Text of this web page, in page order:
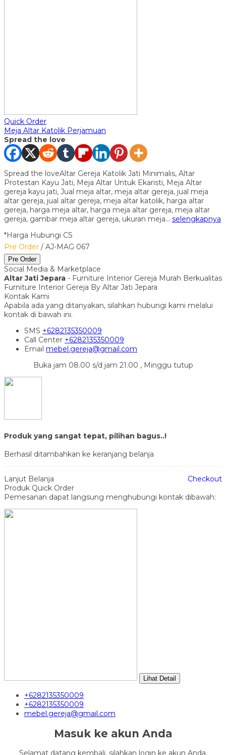
Quick Order
Meja Altar Katolik Perjamuan
Spread the love
Spread the loveAltar Gereja Katolik Jati Minimalis, Altar
Protestan Kayu Jati, Meja Altar Untuk Ekaristi, Meja Altar
gereja kayu jati, Jual meja altar, meja altar gereja, jual meja
altar gereja, jual altar gereja, meja altar katolik, harga altar
gereja, harga meja altar, harga meja altar gereja, meja altar
gereja, gambar meja altar gereja, ukuran meja… selengkapnya
*Harga Hubungi CS
Pre Order / AJ-MAG 067
Pre Order
Social Media & Marketplace
Altar Jati Jepara - Furniture Interior Gereja Murah Berkualitas
Furniture Interior Gereja By Altar Jati Jepara
Kontak Kami
Apabila ada yang ditanyakan, silahkan hubungi kami melalui
kontak di bawah ini.
SMS +6282135350009
Call Center +6282135350009
Email mebel.gereja@gmail.com
Buka jam 08.00 s/d jam 21.00 , Minggu tutup
Produk yang sangat tepat, pilihan bagus..!
Berhasil ditambahkan ke keranjang belanja
Lanjut Belanja
Checkout
Produk Quick Order
Pemesanan dapat langsung menghubungi kontak dibawah:
Lihat Detail
+6282135350009
+6282135350009
mebel.gereja@gmail.com
Masuk ke akun Anda
Selamat datang kembali, silahkan login ke akun Anda.